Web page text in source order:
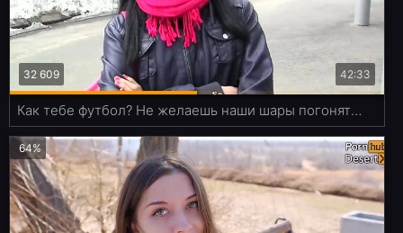
42:33
32 609
Как тебе футбол? Не желаешь наши шары погонять за 400$?
64%